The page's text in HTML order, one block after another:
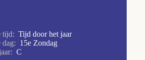
tijd: Tijd door het jaar
dag: 15e Zondag
C